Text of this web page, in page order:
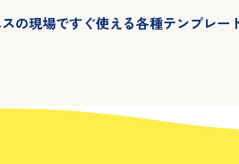
の現場ですぐ使える各種テンプレー